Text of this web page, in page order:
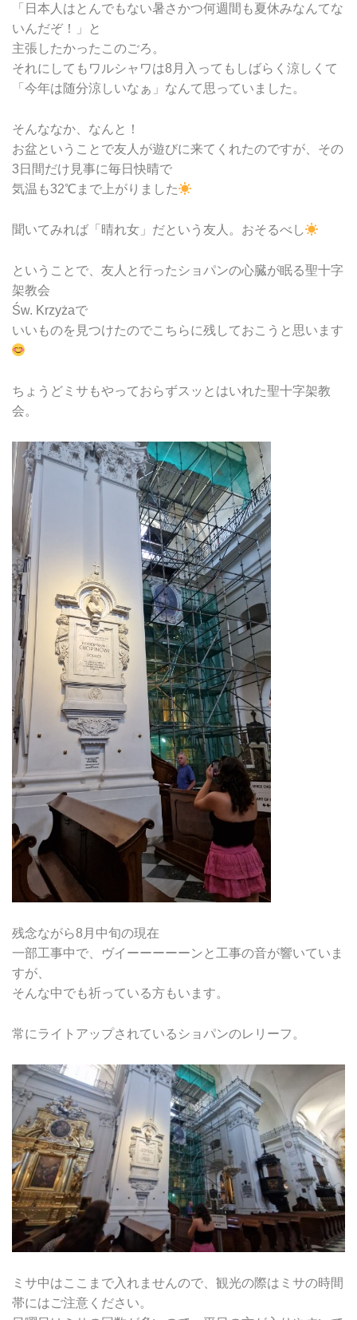
「日本人はとんでもない暑さかつ何週間も夏休みなんてな
いんだぞ！」と
主張したかったこのごろ。
それにしてもワルシャワは8月入ってもしばらく涼しくて
「今年は随分涼しいなぁ」なんて思っていました。
そんななか、なんと！
お盆ということで友人が遊びに来てくれたのですが、その
3日間だけ見事に毎日快晴で
気温も32℃まで上がりました
聞いてみれば「晴れ女」だという友人。おそるべし
ということで、友人と行ったショパンの心臓が眠る聖十字
架教会
Św. Krzyżaで
いいものを見つけたのでこちらに残しておこうと思います
ちょうどミサもやっておらずスッとはいれた聖十字架教
会。
残念ながら8月中旬の現在
一部工事中で、ヴイーーーーーンと工事の音が響いていま
すが、
そんな中でも祈っている方もいます。
常にライトアップされているショパンのレリーフ。
ミサ中はここまで入れませんので、観光の際はミサの時間
帯にはご注意ください。